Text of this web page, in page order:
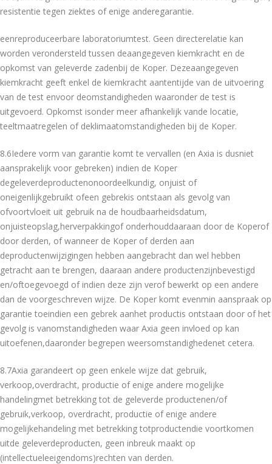
resistentie tegen ziektes of enige anderegarantie.
eenreproduceerbare laboratoriumtest. Geen directerelatie kan
worden verondersteld tussen deaangegeven kiemkracht en de
opkomst van geleverde zadenbij de Koper. Dezeaangegeven
kiemkracht geeft enkel de kiemkracht aantentijde van de uitvoering
van de test envoor deomstandigheden waaronder de test is
uitgevoerd. Opkomst isonder meer afhankelijk vande locatie,
teeltmaatregelen of deklimaatomstandigheden bij de Koper.
8.6Iedere vorm van garantie komt te vervallen (en Axia is dusniet
aansprakelijk voor gebreken) indien de Koper
degeleverdeproductenonoordeelkundig, onjuist of
oneigenlijkgebruikt ofeen gebrekis ontstaan als gevolg van
ofvoortvloeit uit gebruik na de houdbaarheidsdatum,
onjuisteopslag,herverpakkingof onderhouddaaraan door de Koperof
door derden, of wanneer de Koper of derden aan
deproductenwijzigingen hebben aangebracht dan wel hebben
getracht aan te brengen, daaraan andere productenzijnbevestigd
en/oftoegevoegd of indien deze zijn verof bewerkt op een andere
dan de voorgeschreven wijze. De Koper komt evenmin aanspraak op
garantie toeindien een gebrek aanhet productis ontstaan door of het
gevolg is vanomstandigheden waar Axia geen invloed op kan
uitoefenen,daaronder begrepen weersomstandighedenet cetera.
8.7Axia garandeert op geen enkele wijze dat gebruik,
verkoop,overdracht, productie of enige andere mogelijke
handelingmet betrekking tot de geleverde productenen/of
gebruik,verkoop, overdracht, productie of enige andere
mogelijkehandeling met betrekking totproductendie voortkomen
uitde geleverdeproducten, geen inbreuk maakt op
(intellectueleeigendoms)rechten van derden.